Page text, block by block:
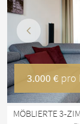
Vorherige
3.000 € pro